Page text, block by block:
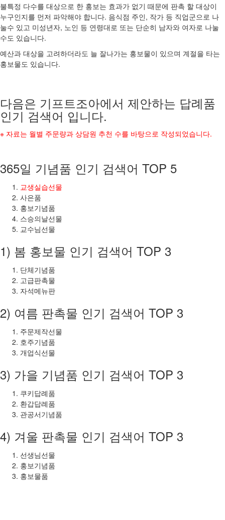
불특정 다수를 대상으로 한 홍보는 효과가 없기 때문에 판촉 할 대상이
누구인지를 먼저 파악해야 합니다. 음식점 주인, 작가 등 직업군으로 나
눌수 있고 미성년자, 노인 등 연령대로 또는 단순히 남자와 여자로 나눌
수도 있습니다.
예산과 대상을 고려하더라도 늘 잘나가는 홍보물이 있으며 계절을 타는
홍보물도 있습니다.
다음은 기프트조아에서 제안하는 답례품
인기 검색어 입니다.
※ 자료는 월별 주문량과 상담원 추천 수를 바탕으로 작성되었습니다.
365일 기념품 인기 검색어 TOP 5
교생실습선물
사은품
홍보기념품
스승의날선물
교수님선물
1) 봄 홍보물 인기 검색어 TOP 3
단체기념품
고급판촉물
자석메뉴판
2) 여름 판촉물 인기 검색어 TOP 3
주문제작선물
호주기념품
개업식선물
3) 가을 기념품 인기 검색어 TOP 3
쿠키답례품
환갑답례품
관공서기념품
4) 겨울 판촉물 인기 검색어 TOP 3
선생님선물
홍보기념품
홍보물품